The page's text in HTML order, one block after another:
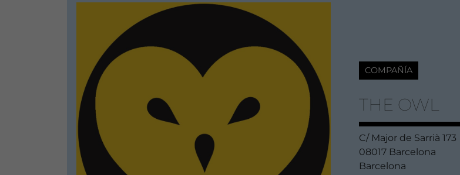
COMPAÑÍA
THE OWL
C/ Major de Sarrià 173
08017 Barcelona
Barcelona